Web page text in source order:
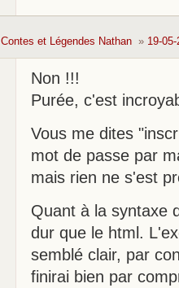
Contes et Légendes Nathan » 19-
Non !!!
Purée, c'est
Vous me dites
mot de passe par
mais rien ne s'est
Quant à la syntaxe
dur que le html.
semblé clair, par
finirai bien par